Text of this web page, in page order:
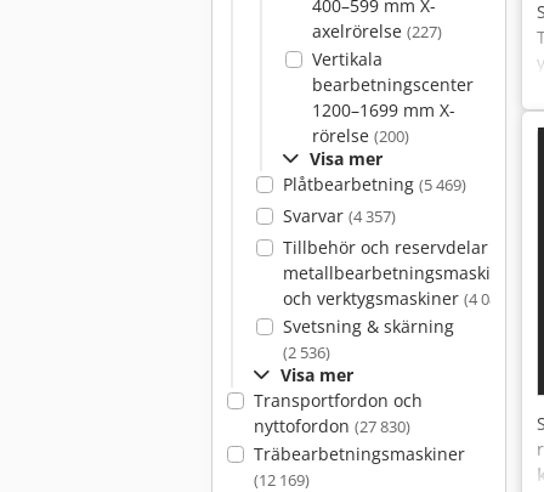
400–599 mm X-
axelrörelse (227)
Vertikala
bearbetningscenter
1200–1699 mm X-
rörelse (200)
Visa mer
Plåtbearbetning (5 469)
Svarvar (4 357)
Tillbehör och reservdelar för
metallbearbetningsmaskiner
och verktygsmaskiner (4 087)
Svetsning & skärning
(2 536)
Visa mer
Transportfordon och
nyttofordon (27 830)
Träbearbetningsmaskiner
(12 169)